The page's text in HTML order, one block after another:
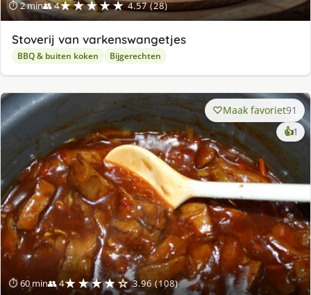
⏱ 2 min👥 4★★★★★ 4.57 (28)
Stoverij van varkenswangetjes
BBQ & buiten koken Bijgerechten
⏱ 60 min👥 4★★★★☆ 3.96 (108)
Maak favoriet91
👍1